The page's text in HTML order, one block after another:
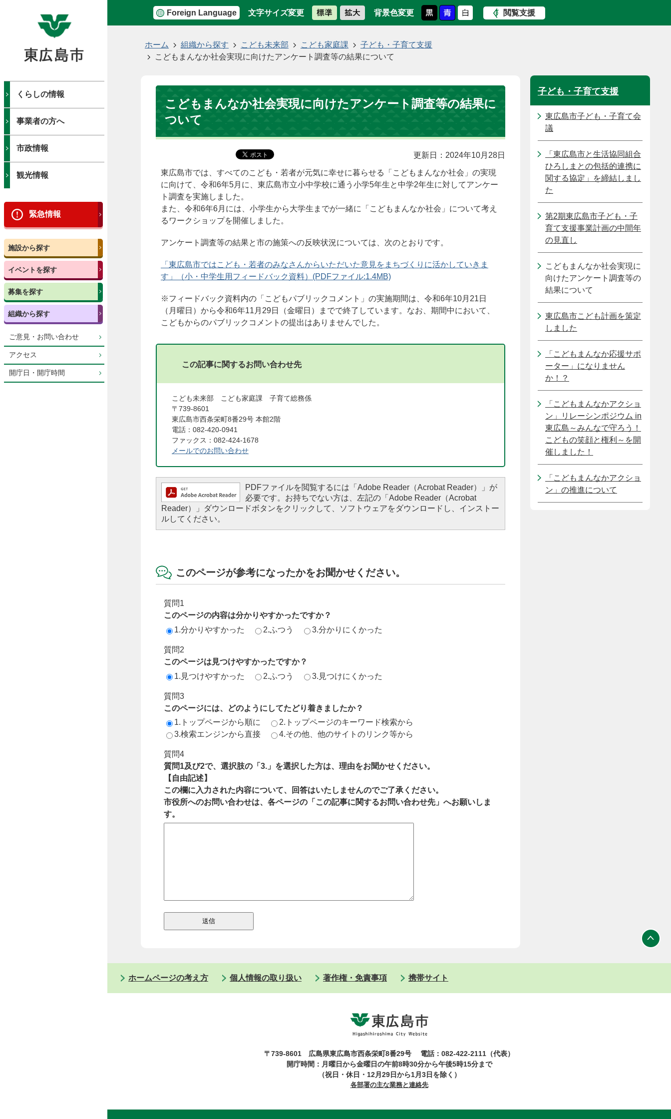
Foreign Language 文字サイズ変更 背景色変更 閲覧支援
くらしの情報
事業者の方へ
市政情報
観光情報
緊急情報
施設から探す
イベントを探す
募集を探す
組織から探す
ご意見・お問い合わせ
アクセス
開庁日・開庁時間
ホーム 組織から探す こども未来部 こども家庭課
子ども・子育て支援
こどもまんなか社会実現に向けたアンケート調査等の結果について
こどもまんなか社会実現に向けたアンケート調査等の結果に
ついて
更新日：2024年10月28日
東広島市では、すべてのこども・若者が元気に幸せに暮らせる「こどもまんなか社会」の実現
に向けて、令和6年5月に、東広島市立小中学校に通う小学5年生と中学2年生に対してアンケー
ト調査を実施しました。
また、令和6年6月には、小学生から大学生までが一緒に「こどもまんなか社会」について考え
るワークショップを開催しました。
アンケート調査等の結果と市の施策への反映状況については、次のとおりです。
「東広島市ではこども・若者のみなさんからいただいた意見をまちづくりに活かしていきま
す」（小・中学生用フィードバック資料）(PDFファイル:1.4MB)
※フィードバック資料内の「こどもパブリックコメント」の実施期間は、令和6年10月21日
（月曜日）から令和6年11月29日（金曜日）までで終了しています。なお、期間中において、
こどもからのパブリックコメントの提出はありませんでした。
この記事に関するお問い合わせ先
こども未来部 こども家庭課 子育て総務係
〒739-8601
東広島市西条栄町8番29号 本館2階
電話：082-420-0941
ファックス：082-424-1678
メールでのお問い合わせ
PDFファイルを閲覧するには「Adobe Reader（Acrobat Reader）」が
必要です。お持ちでない方は、左記の「Adobe Reader（Acrobat
Reader）」ダウンロードボタンをクリックして、ソフトウェアをダウンロードし、インストー
ルしてください。
このページが参考になったかをお聞かせください。
質問1
このページの内容は分かりやすかったですか？
1.分かりやすかった
2.ふつう 3.分かりにくかった
質問2
このページは見つけやすかったですか？
1.見つけやすかった
2.ふつう 3.見つけにくかった
質問3
このページには、どのようにしてたどり着きましたか？
1.トップページから順に
2.トップページのキーワード検索から
3.検索エンジンから直接
4.その他、他のサイトのリンク等から
質問4
質問1及び2で、選択肢の「3.」を選択した方は、理由をお聞かせください。
【自由記述】
この欄に入力された内容について、回答はいたしませんのでご了承ください。
市役所へのお問い合わせは、各ページの「この記事に関するお問い合わせ先」へお願いしま
す。
子ども・子育て支援
東広島市子ども・子育て会
議
「東広島市と生活協同組合
ひろしまとの包括的連携に
関する協定」を締結しまし
た
第2期東広島市子ども・子
育て支援事業計画の中間年
の見直し
こどもまんなか社会実現に
向けたアンケート調査等の
結果について
東広島市こども計画を策定
しました
「こどもまんなか応援サポ
ーター」になりません
か！？
「こどもまんなかアクショ
ン」リレーシンポジウム in
東広島～みんなで守ろう！
こどもの笑顔と権利～を開
催しました！
「こどもまんなかアクショ
ン」の推進について
ホームページの考え方 個人情報の取り扱い 著作権・免責事項 携帯サイト
〒739-8601 広島県東広島市西条栄町8番29号
電話：082-422-2111（代表）
開庁時間：月曜日から金曜日の午前8時30分から午後5時15分まで
（祝日・休日・12月29日から1月3日を除く）
各部署の主な業務と連絡先